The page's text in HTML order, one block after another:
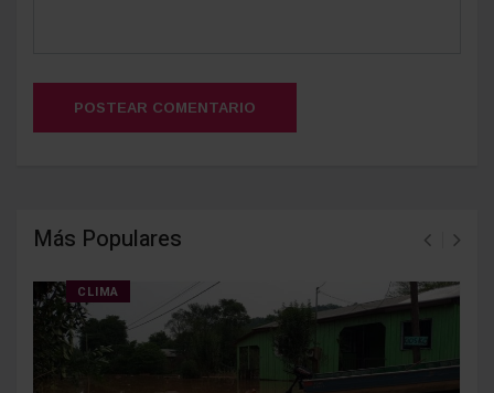
POSTEAR COMENTARIO
Más Populares
CLIMA